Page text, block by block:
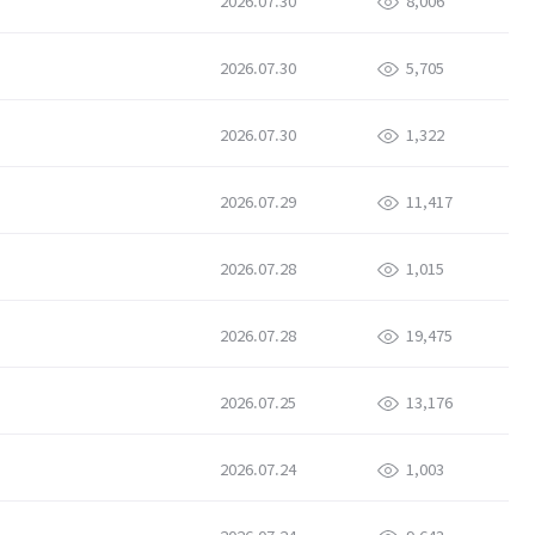
2026.07.30 5,705
2026.07.30 1,322
2026.07.29 11,417
2026.07.28 1,015
2026.07.28 19,475
2026.07.25 13,176
2026.07.24 1,003